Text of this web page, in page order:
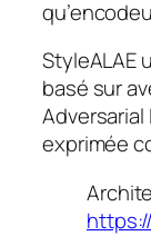
StyleALAE
basé sur
exprimée